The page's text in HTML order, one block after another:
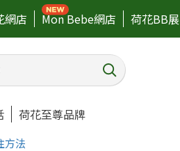
網店 Mon Bebe網店 荷花BB展
荷花至尊品牌
方法